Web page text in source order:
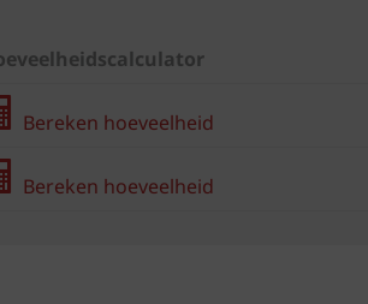
Bereken hoeveelheid
Bereken hoeveelheid